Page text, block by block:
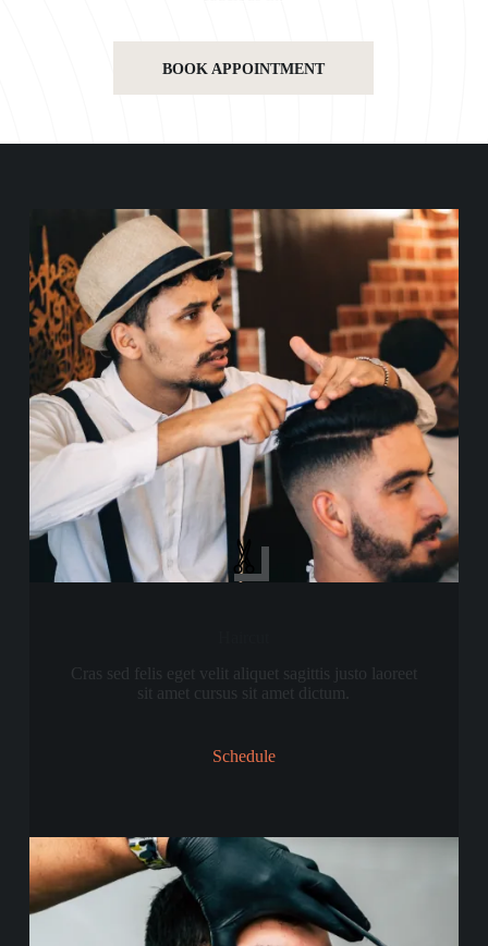
BOOK APPOINTMENT
Cras sed felis eget velit aliquet sagittis justo laoreet
sit amet cursus sit amet dictum.
Schedule